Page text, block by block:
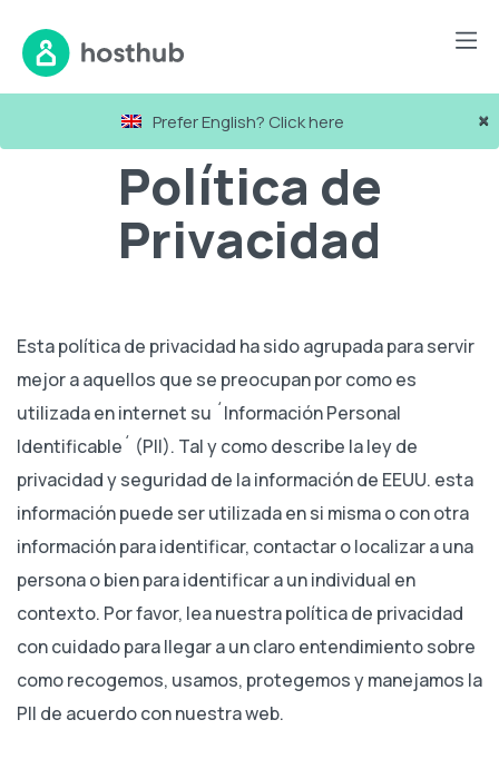
×
Prefer English? Click here
Política de
Privacidad
Esta política de privacidad ha sido agrupada para servir
mejor a aquellos que se preocupan por como es
utilizada en internet su ´Información Personal
Identificable´ (PII). Tal y como describe la ley de
privacidad y seguridad de la información de EEUU. esta
información puede ser utilizada en si misma o con otra
información para identificar, contactar o localizar a una
persona o bien para identificar a un individual en
contexto. Por favor, lea nuestra política de privacidad
con cuidado para llegar a un claro entendimiento sobre
como recogemos, usamos, protegemos y manejamos la
PII de acuerdo con nuestra web.